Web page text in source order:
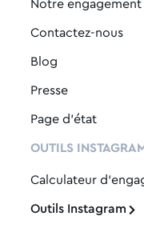
Notre
Contactez-nous
Blog
Presse
Page d'état
OUTILS
Calculateur
Outils Instagram